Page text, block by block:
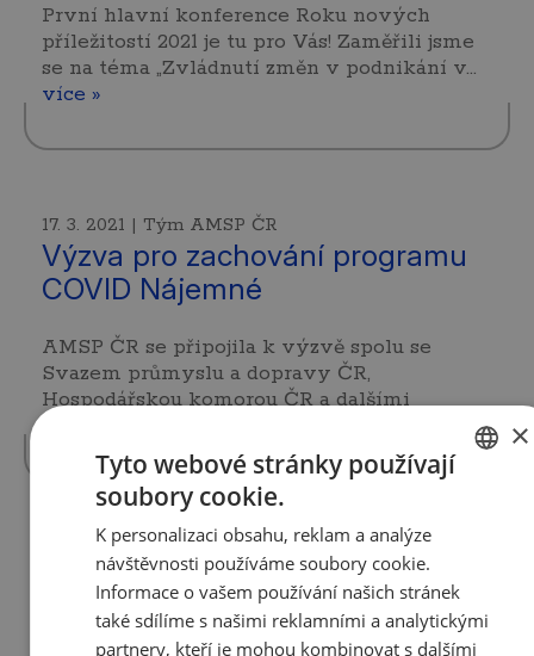
První hlavní konference Roku nových
příležitostí 2021 je tu pro Vás! Zaměřili jsme
se na téma „Zvládnutí změn v podnikání v…
více »
17. 3. 2021 | Tým AMSP ČR
Výzva pro zachování programu
COVID Nájemné
AMSP ČR se připojila k výzvě spolu se
Svazem průmyslu a dopravy ČR,
Hospodářskou komorou ČR a dalšími
16. 3. 2021 | Tým AMSP ČR
Testování v malých firmách
Vláda na včerejším (15.3.2021) zasedání
×
Tyto webové stránky používají
soubory cookie.
K personalizaci obsahu, reklam a analýze
návštěvnosti používáme soubory cookie.
Informace o vašem používání našich stránek
také sdílíme s našimi reklamními a analytickými
partnery, kteří je mohou kombinovat s dalšími